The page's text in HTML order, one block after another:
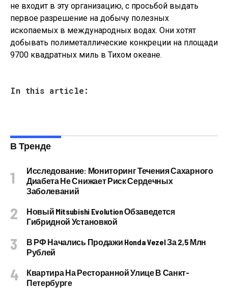
не входит в эту организацию, с просьбой выдать
первое разрешение на добычу полезных
ископаемых в международных водах. Они хотят
добывать полиметаллические конкреции на площади
9700 квадратных миль в Тихом океане.
In this article:
В Тренде
Исследование: Мониторинг Течения Сахарного
Диабета Не Снижает Риск Сердечных
Заболеваний
Новый Mitsubishi Evolution Обзаведется
Гибридной Установкой
В РФ Начались Продажи Honda Vezel За 2,5 Млн
Рублей
Квартира На Ресторанной Улице В Санкт-
Петербурге